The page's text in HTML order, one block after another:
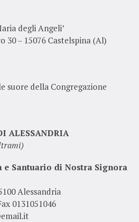
degli Angeli’
30 – 15076 Castelspina (Al)
suore della Congregazione
ALESSANDRIA
e Santuario di Nostra Signora
Alessandria
0131051046